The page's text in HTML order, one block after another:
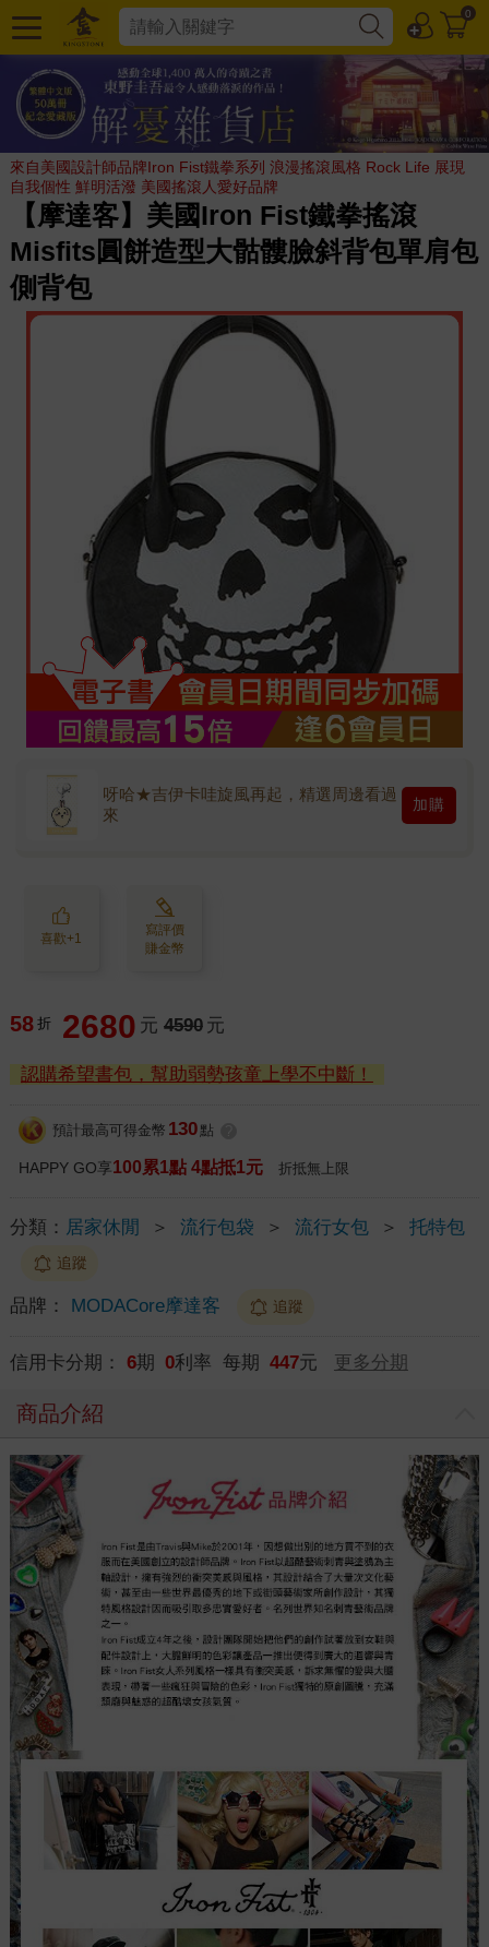
0
來自美國設計師品牌Iron Fist鐵拳系列 浪漫搖滾風格 Rock Life 展現
自我個性 鮮明活潑 美國搖滾人愛好品牌
【摩達客】美國Iron Fist鐵拳搖滾
Misfits圓餅造型大骷髏臉斜背包單肩包
側背包
呀哈★吉伊卡哇旋風再起，精選周邊看過
來
加購
喜歡+1
寫評價
賺金幣
58 折 2680 元 4590 元
認購希望書包，幫助弱勢孩童上學不中斷！
預計最高可得金幣 130 點
HAPPY GO享100累1點 4點抵1元 折抵無上限
分類： 居家休閒 ＞ 流行包袋 ＞ 流行女包 ＞ 托特包
追蹤
品牌： MODACore摩達客 追蹤
信用卡分期： 6期 0利率 每期 447元 更多分期
商品介紹